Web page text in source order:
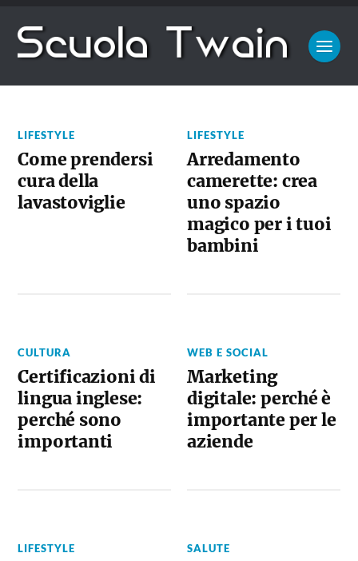
LIFESTYLE
Come prendersi
cura della
lavastoviglie
LIFESTYLE
Arredamento
camerette: crea
uno spazio
magico per i tuoi
bambini
CULTURA
Certificazioni di
lingua inglese:
perché sono
importanti
WEB E SOCIAL
Marketing
digitale: perché è
importante per le
aziende
LIFESTYLE SALUTE